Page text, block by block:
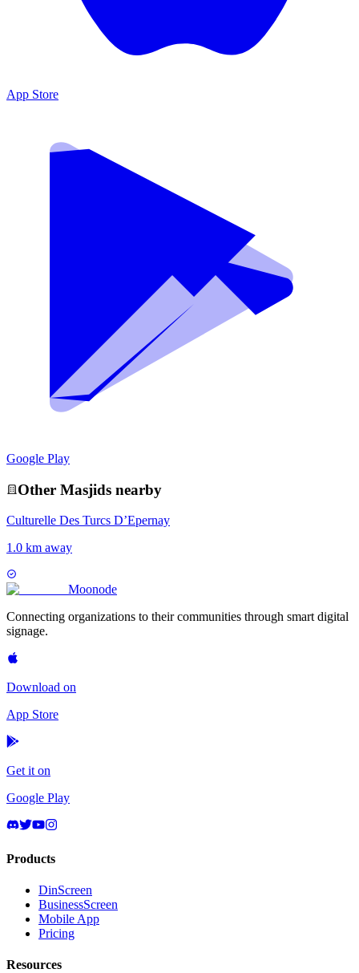
App Store
Google Play
Other Masjids nearby
Culturelle Des Turcs D’Epernay
1.0 km away
Moonode
Connecting organizations to their communities through smart digital
signage.
Download on
App Store
Get it on
Google Play
Products
DinScreen
BusinessScreen
Mobile App
Pricing
Resources